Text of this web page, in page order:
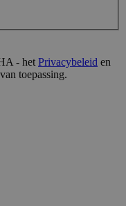
- het Privacybeleid en
toepassing.